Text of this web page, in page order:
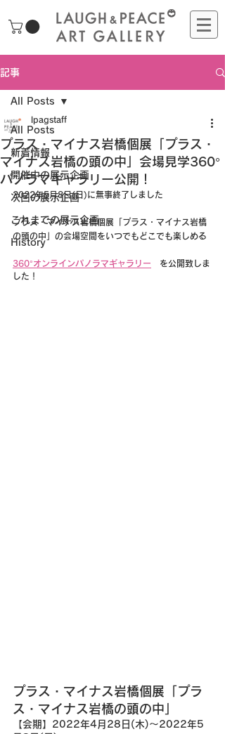
記事
All Posts
新着情報
開催中の展示企画
次回の展示企画
これまでの展示企画
History
All Posts
プラス・マイナス岩橋個展「プラス・
マイナス岩橋の頭の中」会場見学360°
パノラマギャラリー公開！
lpagstaff
2022年5月8日(日)に無事終了しました
プラス・マイナス岩橋個展「プラス・マイナス岩橋
の頭の中」の会場空間をいつでもどこでも楽しめる
360°オンラインパノラマギャラリー を公開致しま
した！
プラス・マイナス岩橋個展「プラ
ス・マイナス岩橋の頭の中」
【会期】2022年4月28日(木)～2022年5